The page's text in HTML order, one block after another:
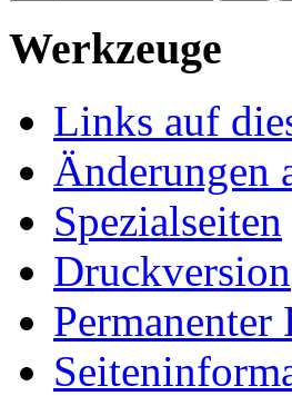
Werkzeuge
Links auf
Änderungen
Spezialseiten
Druckversion